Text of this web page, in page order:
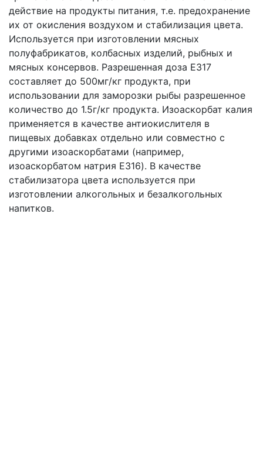
действие на продукты питания, т.е. предохранение
их от окисления воздухом и стабилизация цвета.
Используется при изготовлении мясных
полуфабрикатов, колбасных изделий, рыбных и
мясных консервов. Разрешенная доза E317
составляет до 500мг/кг продукта, при
использовании для заморозки рыбы разрешенное
количество до 1.5г/кг продукта. Изоаскорбат калия
применяется в качестве антиокислителя в
пищевых добавках отдельно или совместно с
другими изоаскорбатами (например,
изоаскорбатом натрия E316). В качестве
стабилизатора цвета используется при
изготовлении алкогольных и безалкогольных
напитков.